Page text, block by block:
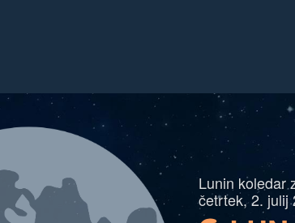
Lunin koledar
četrtek, 2. julij